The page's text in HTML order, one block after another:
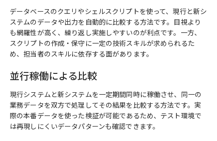
データベースのクエリやシェルスクリプトを使って、現行と新シ
ステムのデータや出力を自動的に比較する方法です。目視より
も網羅性が高く、繰り返し実施しやすいのが利点です。一方、
スクリプトの作成・保守に一定の技術スキルが求められるた
め、担当者のスキルに依存する面があります。
並行稼働による比較
現行システムと新システムを一定期間同時に稼働させ、同一の
業務データを双方で処理してその結果を比較する方法です。実
際の本番データを使った検証が可能であるため、テスト環境で
は再現しにくいデータパターンも確認できます。